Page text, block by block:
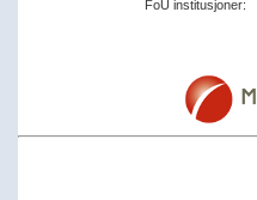
FoU institusjoner: